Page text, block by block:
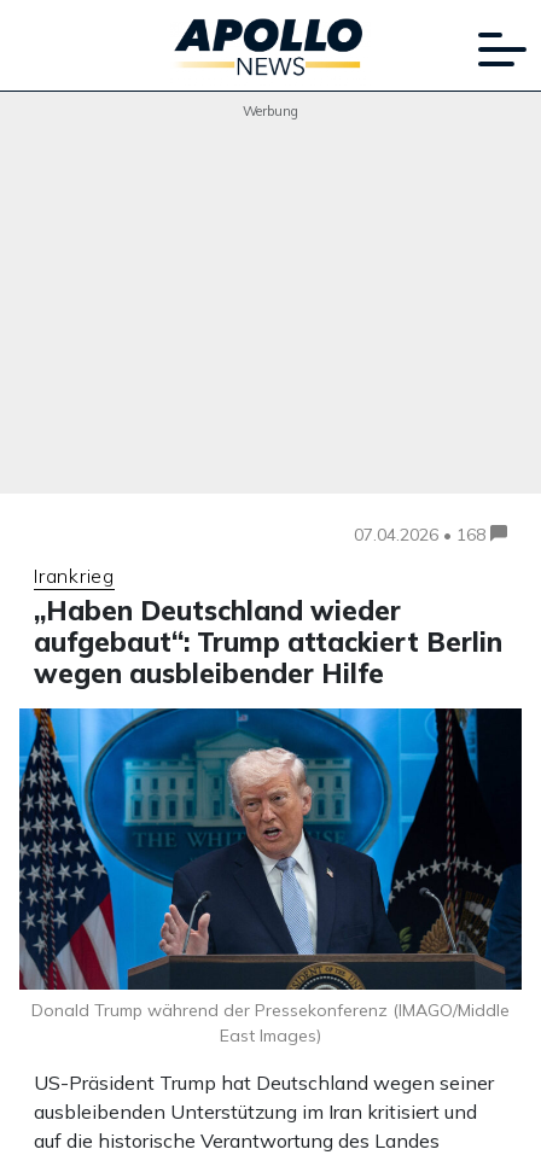
Werbung
07.04.2026 • 168
Irankrieg
„Haben Deutschland wieder
aufgebaut“: Trump attackiert Berlin
wegen ausbleibender Hilfe
US-Präsident Trump hat Deutschland wegen seiner
ausbleibenden Unterstützung im Iran kritisiert und
auf die historische Verantwortung des Landes
Donald Trump während der Pressekonferenz (IMAGO/Middle
East Images)